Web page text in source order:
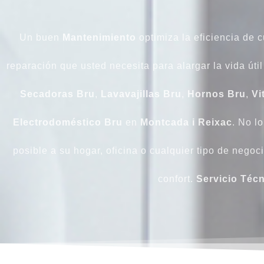
Un buen Mantenimiento optimiza la eficiencia de
reparación que usted necesita para alargar la vida
Secadoras Bru , Lavavajillas Bru , Hornos Bru,
Electrodoméstico Bru en Montcada i Reixac. No
posible a su hogar, oficina o cualquier tipo de
confort. Servicio